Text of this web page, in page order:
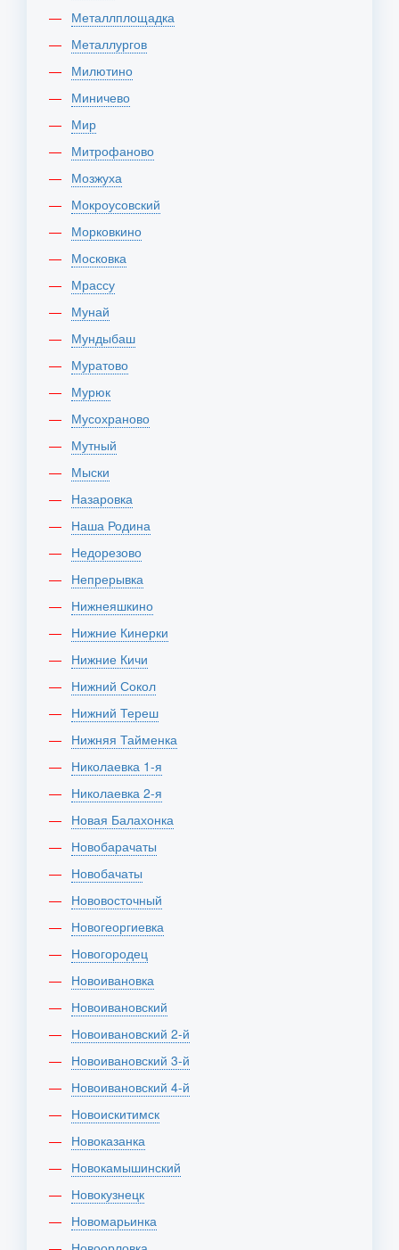
Металлплощадка
Металлургов
Милютино
Миничево
Мир
Митрофаново
Мозжуха
Мокроусовский
Морковкино
Московка
Мрассу
Мунай
Мундыбаш
Муратово
Мурюк
Мусохраново
Мутный
Мыски
Назаровка
Наша Родина
Недорезово
Непрерывка
Нижнеяшкино
Нижние Кинерки
Нижние Кичи
Нижний Сокол
Нижний Тереш
Нижняя Тайменка
Николаевка 1-я
Николаевка 2-я
Новая Балахонка
Новобарачаты
Новобачаты
Нововосточный
Новогеоргиевка
Новогородец
Новоивановка
Новоивановский
Новоивановский 2-й
Новоивановский 3-й
Новоивановский 4-й
Новоискитимск
Новоказанка
Новокамышинский
Новокузнецк
Новомарьинка